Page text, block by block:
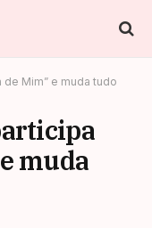
de Mim” e muda tudo
muda